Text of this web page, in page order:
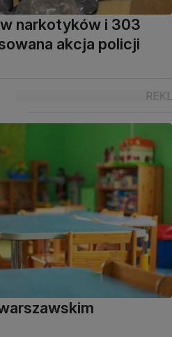
narkotyków i 303
akcja policji